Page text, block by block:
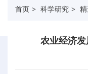
首页 > 科学研究 >
农业经济